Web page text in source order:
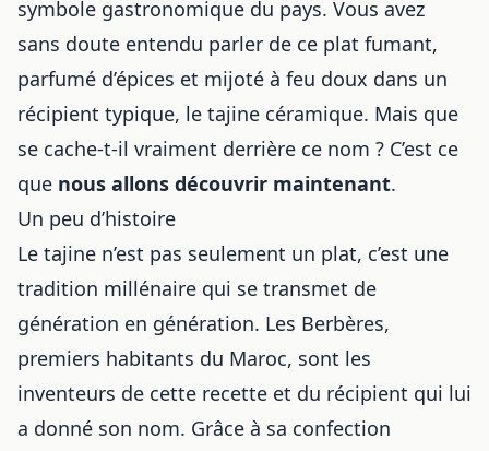
symbole gastronomique du pays. Vous avez
sans doute entendu parler de ce plat fumant,
parfumé d’épices et mijoté à feu doux dans un
récipient typique, le tajine céramique. Mais que
se cache-t-il vraiment derrière ce nom ? C’est ce
que nous allons découvrir maintenant.
Un peu d’histoire
Le tajine n’est pas seulement un plat, c’est une
tradition millénaire qui se transmet de
génération en génération. Les Berbères,
premiers habitants du Maroc, sont les
inventeurs de cette recette et du récipient qui lui
a donné son nom. Grâce à sa confection